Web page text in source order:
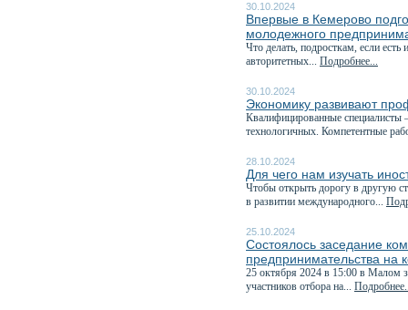
30.10.2024
Впервые в Кемерово
молодежного
Что делать, подросткам, если
авторитетных... Подробнее...
30.10.2024
Экономику развивают
Квалифицированные специалисты
технологичных. Компетентные
28.10.2024
Для чего нам изучать
Чтобы открыть дорогу в другую
в развитии международного...
25.10.2024
Состоялось заседание
предпринимательства на
25 октября 2024 в 15:00 в Малом
участников отбора на...